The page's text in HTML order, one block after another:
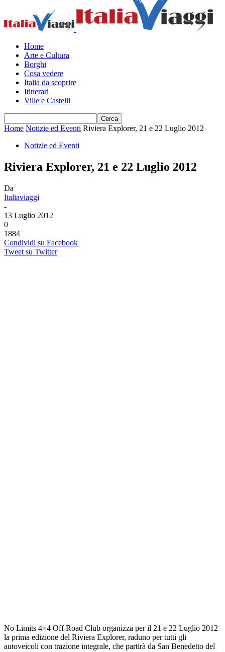
Home
Arte e Cultura
Borghi
Cosa vedere
Italia da scoprire
Itinerari
Ville e Castelli
Home Notizie ed Eventi Riviera Explorer, 21 e 22 Luglio 2012
Notizie ed Eventi
Riviera Explorer, 21 e 22 Luglio 2012
Da
Italiaviaggi
-
13 Luglio 2012
0
1884
Condividi su Facebook
Tweet su Twitter
No Limits 4×4 Off Road Club organizza per il 21 e 22 Luglio 2012
la prima edizione del Riviera Explorer, raduno per tutti gli
autoveicoli con trazione integrale, che partirà da San Benedetto del